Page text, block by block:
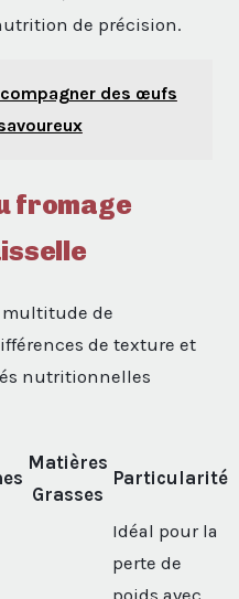
de précision.
des œufs
fromage
multitude de
de texture et
nutritionnelles
Matières
Grasses
Particularité
Idéal pour la
perte de